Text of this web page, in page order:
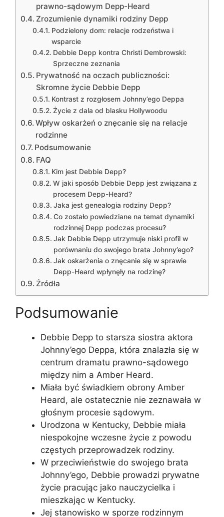
prawno-sądowym Depp-Heard
Zrozumienie dynamiki rodziny Depp
Podzielony dom: relacje rodzeństwa i
wsparcie
Debbie Depp kontra Christi Dembrowski:
Sprzeczne zeznania
Prywatność na oczach publiczności:
Skromne życie Debbie Depp
Kontrast z rozgłosem Johnny’ego Deppa
Życie z dala od blasku Hollywoodu
Wpływ oskarżeń o znęcanie się na relacje
rodzinne
Podsumowanie
FAQ
Kim jest Debbie Depp?
W jaki sposób Debbie Depp jest związana z
procesem Depp-Heard?
Jaka jest genealogia rodziny Depp?
Co zostało powiedziane na temat dynamiki
rodzinnej Depp podczas procesu?
Jak Debbie Depp utrzymuje niski profil w
porównaniu do swojego brata Johnny’ego?
Jak oskarżenia o znęcanie się w sprawie
Depp-Heard wpłynęły na rodzinę?
Źródła
Podsumowanie
Debbie Depp to starsza siostra aktora
Johnny’ego Deppa, która znalazła się w
centrum dramatu prawno-sądowego
między nim a Amber Heard.
Miała być świadkiem obrony Amber
Heard, ale ostatecznie nie zeznawała w
głośnym procesie sądowym.
Urodzona w Kentucky, Debbie miała
niespokojne wczesne życie z powodu
częstych przeprowadzek rodziny.
W przeciwieństwie do swojego brata
Johnny’ego, Debbie prowadzi prywatne
życie pracując jako nauczycielka i
mieszkając w Kentucky.
Jej stanowisko w sporze rodzinnym